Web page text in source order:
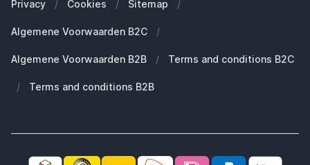
Groot en uniek assortiment
400.000+ klanten geleverd
Welke MagSafe heb ik nodig?
Werken bij SB Supply
Working at SB Supply
Privacy / Cookies / Sitemap /
Algemene Voorwaarden B2C /
Algemene Voorwaarden B2B / Terms and conditions B2C
/ Terms and conditions B2B